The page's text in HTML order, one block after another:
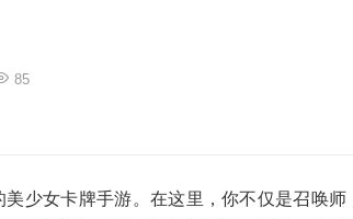
85
少女卡牌手游。在这里，你不仅是召唤师